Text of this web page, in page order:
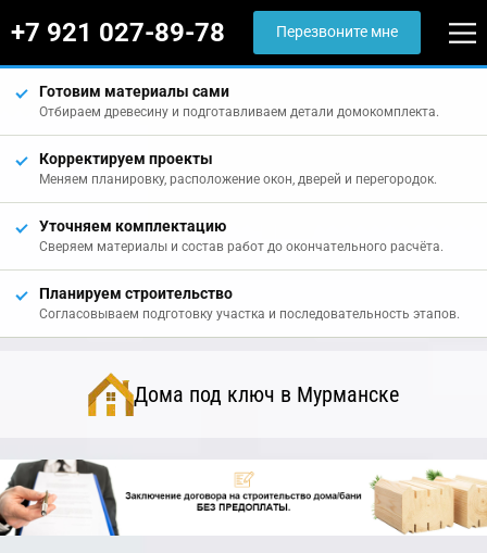
+7 921 027-89-78 Перезвоните мне
Готовим материалы сами
Отбираем древесину и подготавливаем детали домокомплекта.
Корректируем проекты
Меняем планировку, расположение окон, дверей и перегородок.
Уточняем комплектацию
Сверяем материалы и состав работ до окончательного расчёта.
Планируем строительство
Согласовываем подготовку участка и последовательность этапов.
Дома под ключ в Мурманске